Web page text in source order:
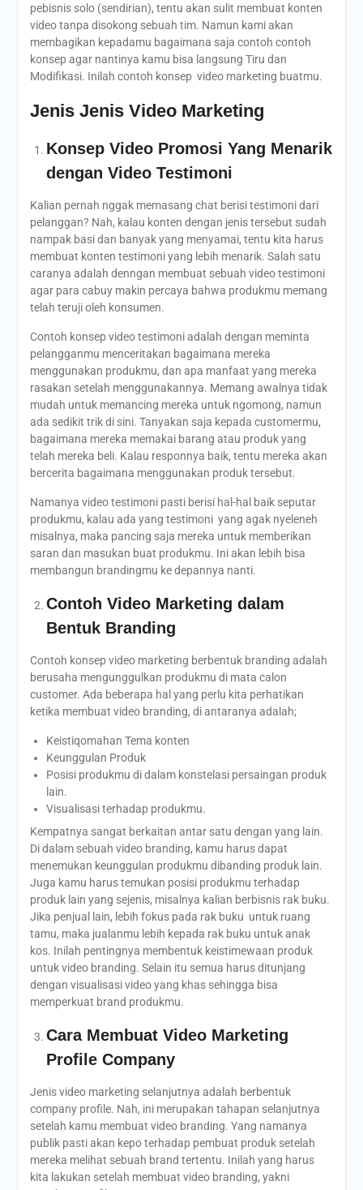
pebisnis solo (sendirian), tentu akan sulit membuat konten
video tanpa disokong sebuah tim. Namun kami akan
membagikan kepadamu bagaimana saja contoh contoh
konsep agar nantinya kamu bisa langsung Tiru dan
Modifikasi. Inilah contoh konsep video marketing buatmu.
Jenis Jenis Video Marketing
Konsep Video Promosi Yang Menarik
dengan Video Testimoni
Kalian pernah nggak memasang chat berisi testimoni dari
pelanggan? Nah, kalau konten dengan jenis tersebut sudah
nampak basi dan banyak yang menyamai, tentu kita harus
membuat konten testimoni yang lebih menarik. Salah satu
caranya adalah denngan membuat sebuah video testimoni
agar para cabuy makin percaya bahwa produkmu memang
telah teruji oleh konsumen.
Contoh konsep video testimoni adalah dengan meminta
pelangganmu menceritakan bagaimana mereka
menggunakan produkmu, dan apa manfaat yang mereka
rasakan setelah menggunakannya. Memang awalnya tidak
mudah untuk memancing mereka untuk ngomong, namun
ada sedikit trik di sini. Tanyakan saja kepada customermu,
bagaimana mereka memakai barang atau produk yang
telah mereka beli. Kalau responnya baik, tentu mereka akan
bercerita bagaimana menggunakan produk tersebut.
Namanya video testimoni pasti berisi hal-hal baik seputar
produkmu, kalau ada yang testimoni yang agak nyeleneh
misalnya, maka pancing saja mereka untuk memberikan
saran dan masukan buat produkmu. Ini akan lebih bisa
membangun brandingmu ke depannya nanti.
Contoh Video Marketing dalam
Bentuk Branding
Contoh konsep video marketing berbentuk branding adalah
berusaha mengunggulkan produkmu di mata calon
customer. Ada beberapa hal yang perlu kita perhatikan
ketika membuat video branding, di antaranya adalah;
Keistiqomahan Tema konten
Keunggulan Produk
Posisi produkmu di dalam konstelasi persaingan produk
lain.
Visualisasi terhadap produkmu.
Kempatnya sangat berkaitan antar satu dengan yang lain.
Di dalam sebuah video branding, kamu harus dapat
menemukan keunggulan produkmu dibanding produk lain.
Juga kamu harus temukan posisi produkmu terhadap
produk lain yang sejenis, misalnya kalian berbisnis rak buku.
Jika penjual lain, lebih fokus pada rak buku untuk ruang
tamu, maka jualanmu lebih kepada rak buku untuk anak
kos. Inilah pentingnya membentuk keistimewaan produk
untuk video branding. Selain itu semua harus ditunjang
dengan visualisasi video yang khas sehingga bisa
memperkuat brand produkmu.
Cara Membuat Video Marketing
Profile Company
Jenis video marketing selanjutnya adalah berbentuk
company profile. Nah, ini merupakan tahapan selanjutnya
setelah kamu membuat video branding. Yang namanya
publik pasti akan kepo terhadap pembuat produk setelah
mereka melihat sebuah brand tertentu. Inilah yang harus
kita lakukan setelah membuat video branding, yakni